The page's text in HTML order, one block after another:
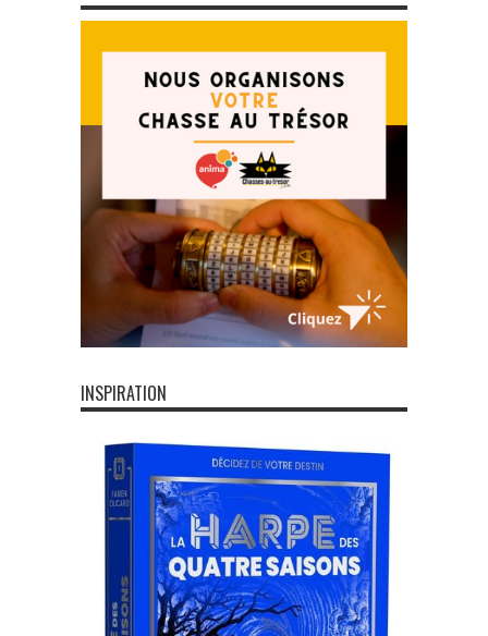
INSPIRATION